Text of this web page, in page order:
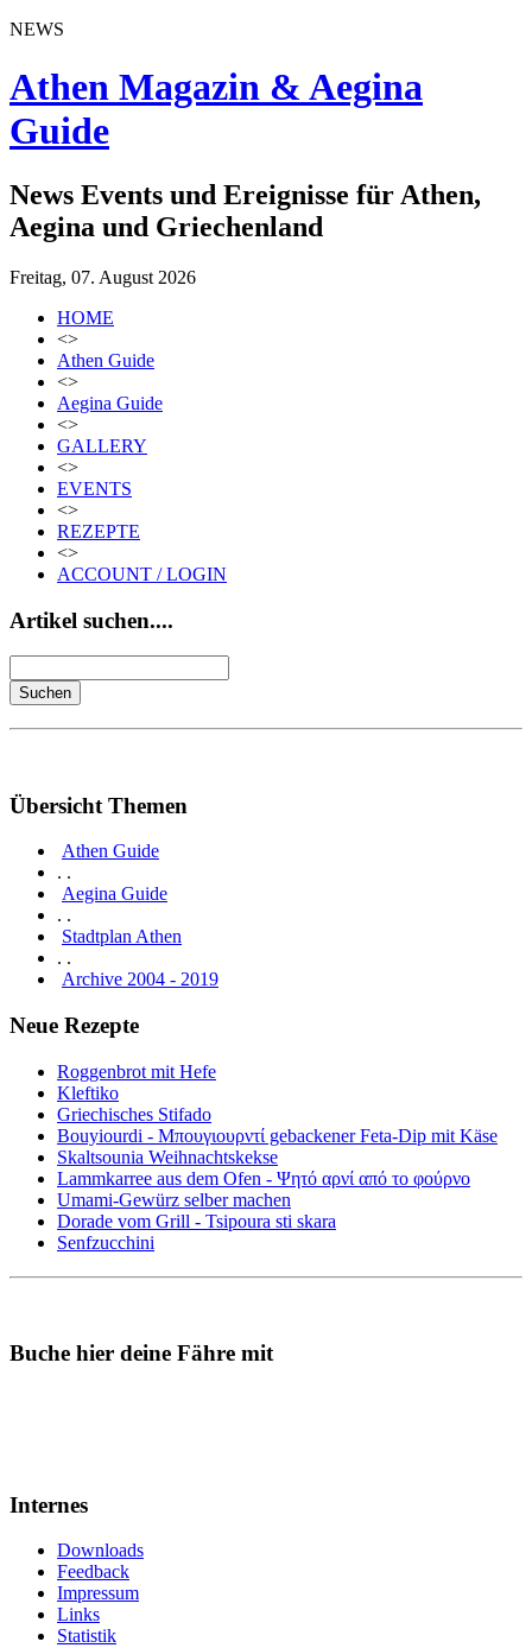
NEWS
Athen Magazin & Aegina
Guide
News Events und Ereignisse für Athen,
Aegina und Griechenland
Freitag, 07. August 2026
HOME
<>
Athen Guide
<>
Aegina Guide
<>
GALLERY
<>
EVENTS
<>
REZEPTE
<>
ACCOUNT / LOGIN
Artikel suchen....
Übersicht Themen
Athen Guide
. .
Aegina Guide
. .
Stadtplan Athen
. .
Archive 2004 - 2019
Neue Rezepte
Roggenbrot mit Hefe
Kleftiko
Griechisches Stifado
Bouyiourdi - Μπουγιουρντί gebackener Feta-Dip mit Käse
Skaltsounia Weihnachtskekse
Lammkarree aus dem Ofen - Ψητό αρνί από το φούρνο
Umami-Gewürz selber machen
Dorade vom Grill - Tsipoura sti skara
Senfzucchini
Buche hier deine Fähre mit
Internes
Downloads
Feedback
Impressum
Links
Statistik